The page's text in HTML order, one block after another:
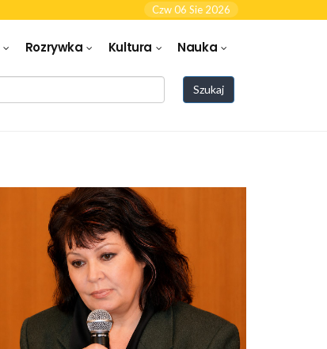
Czw 06 Sie 2026
Rozrywka Kultura Nauka
Szukaj